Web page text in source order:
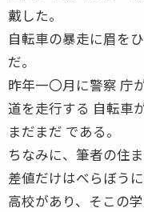
戴した。
自転車の暴走に眉を
だ。
昨年一〇月に警察 庁
道を走行する 自転車
まだまだ である。
ちなみに、筆者の住
差値だけはべらぼう
高校があり、そこの